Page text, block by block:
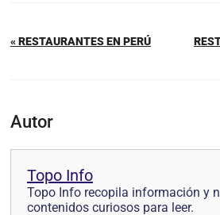
« RESTAURANTES EN PERÚ
Autor
Topo Info
Topo Info recopila información y
contenidos curiosos para leer.